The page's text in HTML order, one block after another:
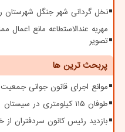
نخل گردانی شهر جنگل شهرستان
مهریه عندالاستطاعه مانع
تصویر
پربحث ترین ها
موانع اجرای قانون جوانی
طوفان ۱۱۵ کیلومتری در سیستان
بازدید رئیس کانون سردفتران از